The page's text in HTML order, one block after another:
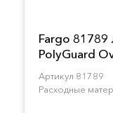
Fargo 81789
PolyGuard
Артикул 81789
Расходные